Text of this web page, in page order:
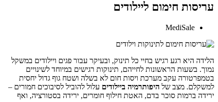
עריסות חימום ליילודים
MediSale
הלידה היא רגע רגיש בחיי כל תינוק, ובעיקר עבור פגים ויילודים במשקל
נמוך. בשעות הראשונות לחייהם, תינוקות רגישים במיוחד לשינויים
בטמפרטורה עקב מערכת ויסות חום לא בשלה ושטח גוף גדול יחסית
למשקלם. מצב של היפותרמיה ביילודים עלול להוביל לסיבוכים חמורים –
ירידה ברמות סוכר בדם, האטת חילוף חומרים, ירידה בסטורציה, ואף